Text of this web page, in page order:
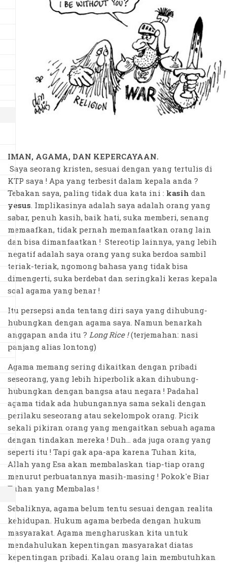
IMAN, AGAMA, DAN KEPERCAYAAN.
Saya seorang kristen, sesuai dengan yang tertulis di
KTP saya ! Apa yang terbesit dalam kepala anda ?
Tebakan saya, paling tidak dua kata ini : kasih dan
yesus. Implikasinya adalah saya adalah orang yang
sabar, penuh kasih, baik hati, suka memberi, senang
memaafkan, tidak pernah memanfaatkan orang lain
dan bisa dimanfaatkan ! Stereotip lainnya, yang lebih
negatif adalah saya orang yang suka berdoa sambil
teriak-teriak, ngomong bahasa yang tidak bisa
dimengerti, suka berdebat dan seringkali keras kepala
soal agama yang benar !
Itu persepsi anda tentang diri saya yang dihubung-
hubungkan dengan agama saya. Namun benarkah
anggapan anda itu ? Long Rice !(terjemahan: nasi
panjang alias lontong)
Agama memang sering dikaitkan dengan pribadi
seseorang, yang lebih hiperbolik akan dihubung-
hubungkan dengan bangsa atau negara ! Padahal
agama tidak ada hubungannya sama sekali dengan
perilaku seseorang atau sekelompok orang. Picik
sekali pikiran orang yang mengaitkan sebuah agama
dengan tindakan mereka ! Duh... ada juga orang yang
seperti itu ! Tapi gak apa-apa karena Tuhan kita,
Allah yang Esa akan membalaskan tiap-tiap orang
menurut perbuatannya masih-masing ! Pokok'e Biar
Tuhan yang Membalas !
Sebaliknya, agama belum tentu sesuai dengan realita
kehidupan. Hukum agama berbeda dengan hukum
masyarakat. Agama mengharuskan kita untuk
mendahulukan kepentingan masyarakat diatas
kepentingan pribadi. Kalau orang lain membutuhkan